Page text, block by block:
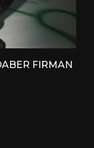
FIRMAN